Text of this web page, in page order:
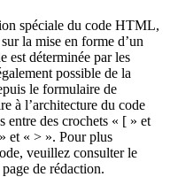
spéciale du code HTML,
la mise en forme d’un
est déterminée par les
possible de la
le formulaire de
à l’architecture du code
entre des crochets « [ » et
et « > ». Pour plus
veuillez consulter le
de rédaction.